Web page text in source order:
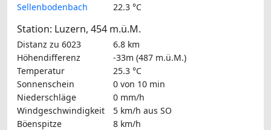
Sellenbodenbach
22.3 °C
Station: Luzern, 454 m.ü.M.
Distanz zu 6023
6.8 km
Höhendifferenz
-33m (487 m.ü.M.)
Temperatur
25.3 °C
Sonnenschein
0 von 10 min
Niederschläge
0 mm/h
Windgeschwindigkeit
5 km/h aus SO
Böenspitze
8 km/h